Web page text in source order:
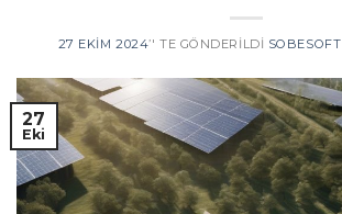
27 EKIM 2024’' TE GÖNDERILDI SOBESOFT
27
Eki